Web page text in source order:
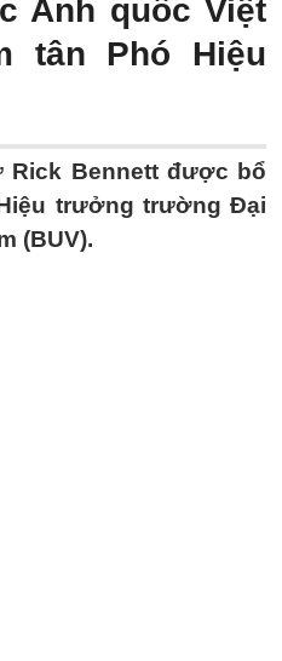
Anh quốc Việt
tân Phó Hiệu
Rick Bennett được bổ
trưởng trường Đại
(BUV).